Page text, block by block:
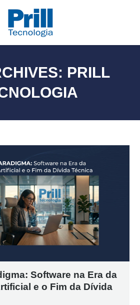
PRILL
Software na Era da
e o Fim da Dívida